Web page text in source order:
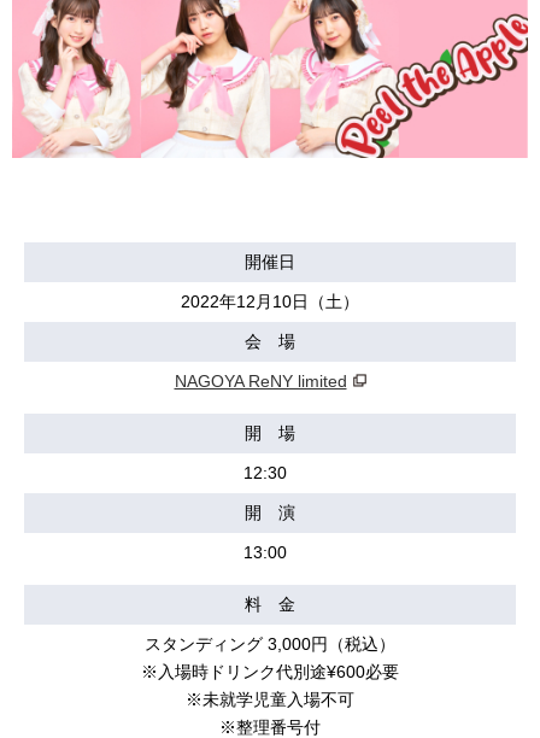
開催日
2022年12月10日（土）
会 場
NAGOYA ReNY limited
開 場
12:30
開 演
13:00
料 金
スタンディング 3,000円（税込）
※入場時ドリンク代別途¥600必要
※未就学児童入場不可
※整理番号付